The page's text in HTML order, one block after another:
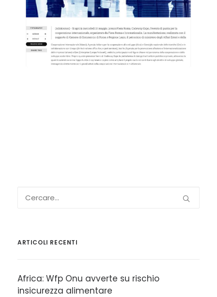
ARTICOLI RECENTI
Africa: Wfp Onu avverte su rischio
insicurezza alimentare